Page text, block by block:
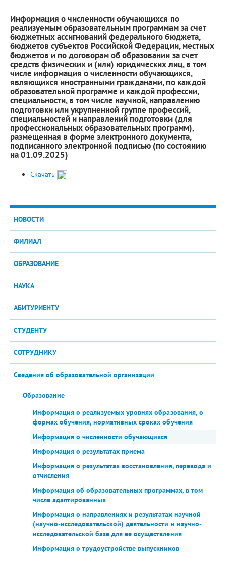
Информация о численности обучающихся по
реализуемым образовательным программам за счет
бюджетных ассигнований федерального бюджета,
бюджетов субъектов Российской Федерации, местных
бюджетов и по договорам об образовании за счет
средств физических и (или) юридических лиц, в том
числе информация о численности обучающихся,
являющихся иностранными гражданами, по каждой
образовательной программе и каждой профессии,
специальности, в том числе научной, направлению
подготовки или укрупненной группе профессий,
специальностей и направлений подготовки (для
профессиональных образовательных программ),
размещенная в форме электронного документа,
подписанного электронной подписью (по состоянию
на 01.09.2025)
Скачать
НОВОСТИ
ФИЛИАЛ
ОБРАЗОВАНИЕ
НАУКА
АБИТУРИЕНТУ
СТУДЕНТУ
СОТРУДНИКУ
Сведения об образовательной организации
Образование
Информация о реализуемых уровнях образования, о
формах обучения, нормативных сроках обучения
Информация о численности обучающихся
Информация о результатах приема
Информация о результатах восстановления, перевода и
отчисления
Информация об образовательных программах, в том
числе адаптированных
Информация о направлениях и результатах научной
(научно-исследовательской) деятельности и научно-
исследовательской базе для ее осуществления
Информация о трудоустройстве выпускников